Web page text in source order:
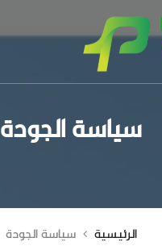
سياسة الجودة
الرئيسية سياسة الجودة